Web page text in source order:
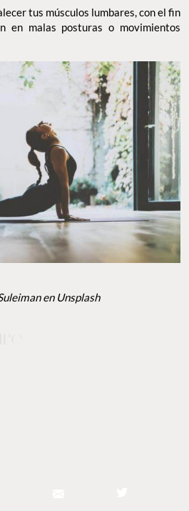
tus músculos lumbares, con el fin
en malas posturas o movimientos
en Unsplash